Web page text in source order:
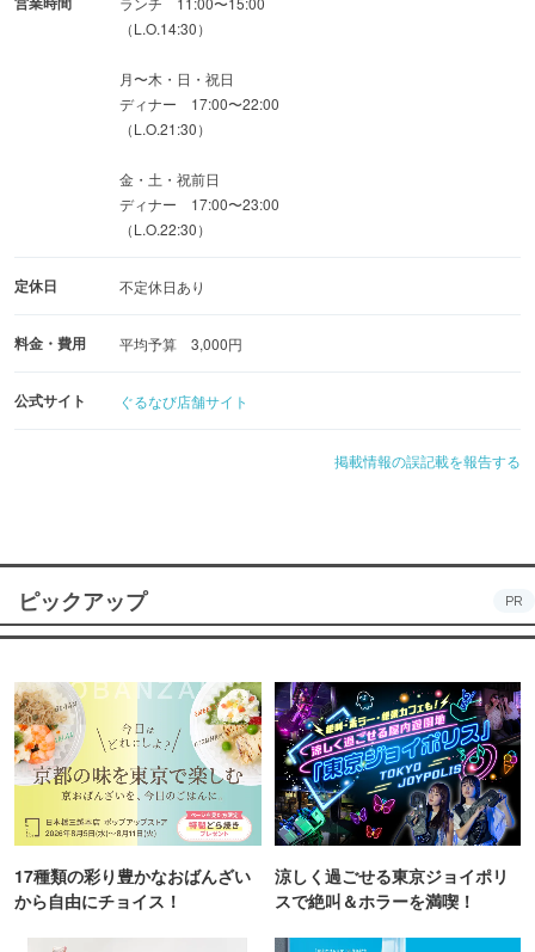
完全禁煙◎車椅子でも入店可能な広々とした空間
また、風通しの良いテラス席も完備◎ペット同伴可
馬通りを眺めながらゆったりとお食事をお楽しみくださ
（L.O.14:30）
月〜木・日・祝日
ディナー 17:00〜22:00
（L.O.21:30）
金・土・祝前日
ディナー 17:00〜23:00
（L.O.22:30）
定休日 不定休日あり
料金・費用 平均予算 3,000円
公式サイト ぐるなび店舗サイト
掲載情報の誤記載を報告する
ピックアップ PR
17種類の彩り豊かなおばんざい
から自由にチョイス！
涼しく過ごせる東京ジョイポリ
スで絶叫＆ホラーを満喫！